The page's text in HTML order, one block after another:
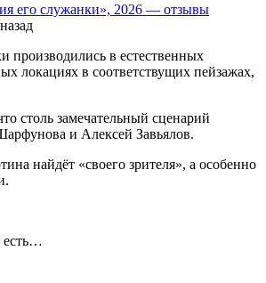
его служанки», 2026 — отзывы
производились в естественных
локациях в соответствущих пейзажах,
столь замечательный сценарий
и Алексей Завьялов.
найдёт «своего зрителя», а особенно
есть…